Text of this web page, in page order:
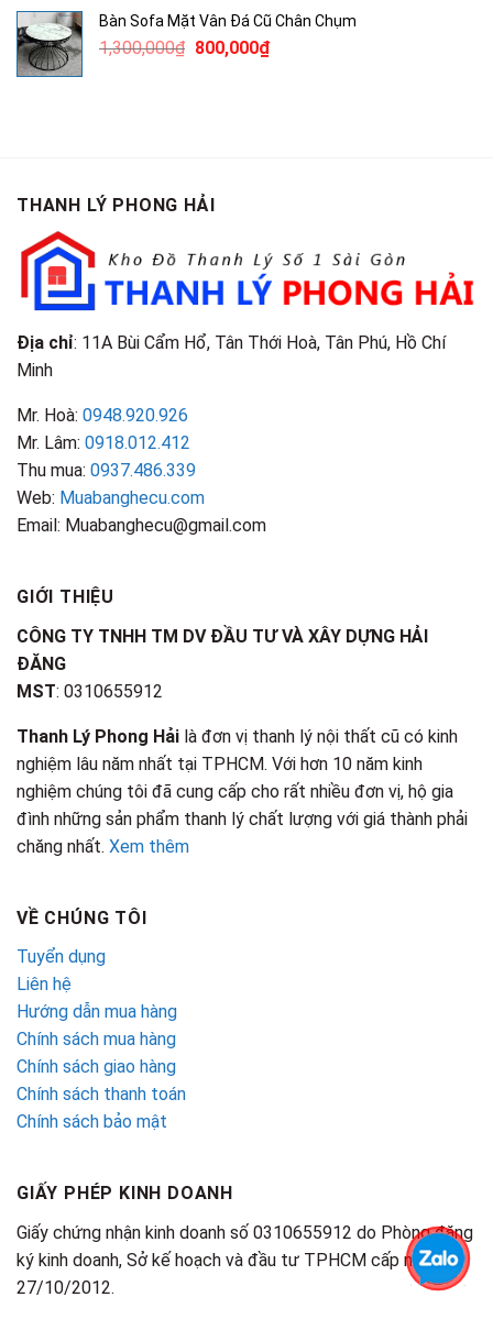
5,100,000₫.là:
Bàn Sofa Mặt Vân Đá Cũ Chân Chụm
1,300,000₫ Giá
800,000₫Giá
THANH LÝ PHONG HẢI
Địa chỉ: 11A Bùi Cẩm Hổ, Tân Thới Hoà, Tân Phú, Hồ Chí
Minh
Mr. Hoà: 0948.920.926
Mr. Lâm: 0918.012.412
Thu mua: 0937.486.339
Web: Muabanghecu.com
Email: Muabanghecu@gmail.com
GIỚI THIỆU
CÔNG TY TNHH TM DV ĐẦU TƯ VÀ XÂY DỰNG HẢI
ĐĂNG
MST: 0310655912
Thanh Lý Phong Hải là đơn vị thanh lý nội thất cũ có kinh
nghiệm lâu năm nhất tại TPHCM. Với hơn 10 năm kinh
nghiệm chúng tôi đã cung cấp cho rất nhiều đơn vị, hộ gia
đình những sản phẩm thanh lý chất lượng với giá thành phải
chăng nhất. Xem thêm
VỀ CHÚNG TÔI
Tuyển dụng
Liên hệ
Hướng dẫn mua hàng
Chính sách mua hàng
Chính sách giao hàng
Chính sách thanh toán
Chính sách bảo mật
GIẤY PHÉP KINH DOANH
Giấy chứng nhận kinh doanh số 0310655912 do Phòng đăng
ký kinh doanh, Sở kế hoạch và đầu tư TPHCM cấp ngày
27/10/2012.